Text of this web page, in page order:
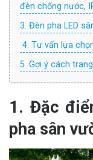
đèn chống nước,
3. Đèn pha LED
4. Tư vấn lựa
5. Gợi ý cách
1. Đặc
pha sân